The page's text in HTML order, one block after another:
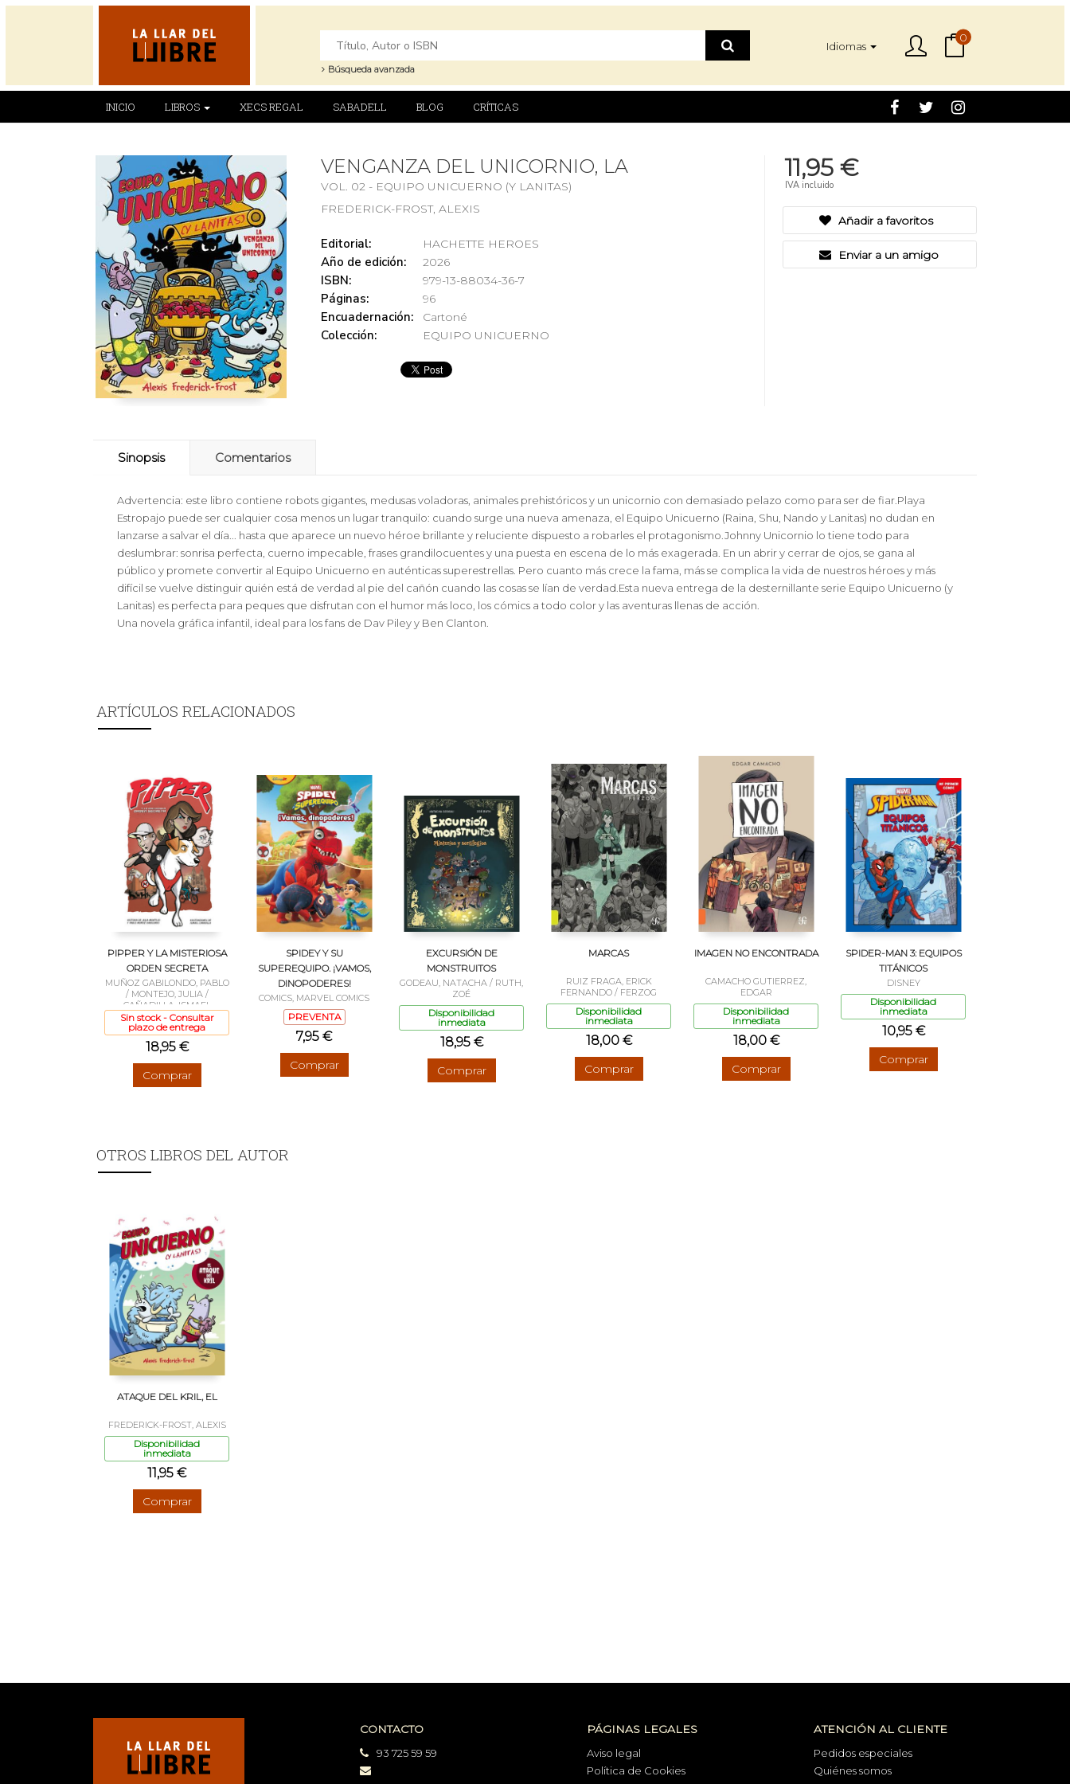
Búsqueda avanzada
Idiomas
0
INICIO LIBROS XECS REGAL SABADELL BLOG CRÍTICAS
VENGANZA DEL UNICORNIO, LA
VOL. 02 - EQUIPO UNICUERNO (Y LANITAS)
FREDERICK-FROST, ALEXIS
Editorial: HACHETTE HEROES
Año de edición: 2026
ISBN: 979-13-88034-36-7
Páginas: 96
Encuadernación: Cartoné
Colección: EQUIPO UNICUERNO
11,95 €
IVA incluido
Añadir a favoritos
Enviar a un amigo
Sinopsis Comentarios
Advertencia: este libro contiene robots gigantes, medusas voladoras, animales prehistóricos y un unicornio con demasiado pelazo como para ser de fiar.Playa
Estropajo puede ser cualquier cosa menos un lugar tranquilo: cuando surge una nueva amenaza, el Equipo Unicuerno (Raina, Shu, Nando y Lanitas) no dudan en
lanzarse a salvar el día... hasta que aparece un nuevo héroe brillante y reluciente dispuesto a robarles el protagonismo.Johnny Unicornio lo tiene todo para
deslumbrar: sonrisa perfecta, cuerno impecable, frases grandilocuentes y una puesta en escena de lo más exagerada. En un abrir y cerrar de ojos, se gana al
público y promete convertir al Equipo Unicuerno en auténticas superestrellas. Pero cuanto más crece la fama, más se complica la vida de nuestros héroes y más
difícil se vuelve distinguir quién está de verdad al pie del cañón cuando las cosas se lían de verdad.Esta nueva entrega de la desternillante serie Equipo Unicuerno (y
Lanitas) es perfecta para peques que disfrutan con el humor más loco, los cómics a todo color y las aventuras llenas de acción.
Una novela gráfica infantil, ideal para los fans de Dav Piley y Ben Clanton.
ARTÍCULOS RELACIONADOS
PIPPER Y LA MISTERIOSA
ORDEN SECRETA
MUÑOZ GABILONDO, PABLO
/ MONTEJO, JULIA /
CAÑADILLA, ISMAEL
Sin stock - Consultar
plazo de entrega
18,95 €
Comprar
SPIDEY Y SU
SUPEREQUIPO. ¡VAMOS,
DINOPODERES!
COMICS, MARVEL COMICS
PREVENTA
7,95 €
Comprar
EXCURSIÓN DE
MONSTRUITOS
GODEAU, NATACHA / RUTH,
ZOÉ
Disponibilidad
inmediata
18,95 €
Comprar
MARCAS
RUIZ FRAGA, ERICK
FERNANDO / FERZOG
Disponibilidad
inmediata
18,00 €
Comprar
IMAGEN NO ENCONTRADA
CAMACHO GUTIERREZ,
EDGAR
Disponibilidad
inmediata
18,00 €
Comprar
SPIDER-MAN 3: EQUIPOS
TITÁNICOS
DISNEY
Disponibilidad
inmediata
10,95 €
Comprar
OTROS LIBROS DEL AUTOR
ATAQUE DEL KRIL, EL
FREDERICK-FROST, ALEXIS
Disponibilidad
inmediata
11,95 €
Comprar
CONTACTO
93 725 59 59
PÁGINAS LEGALES
Aviso legal
Política de Cookies
ATENCIÓN AL CLIENTE
Pedidos especiales
Quiénes somos